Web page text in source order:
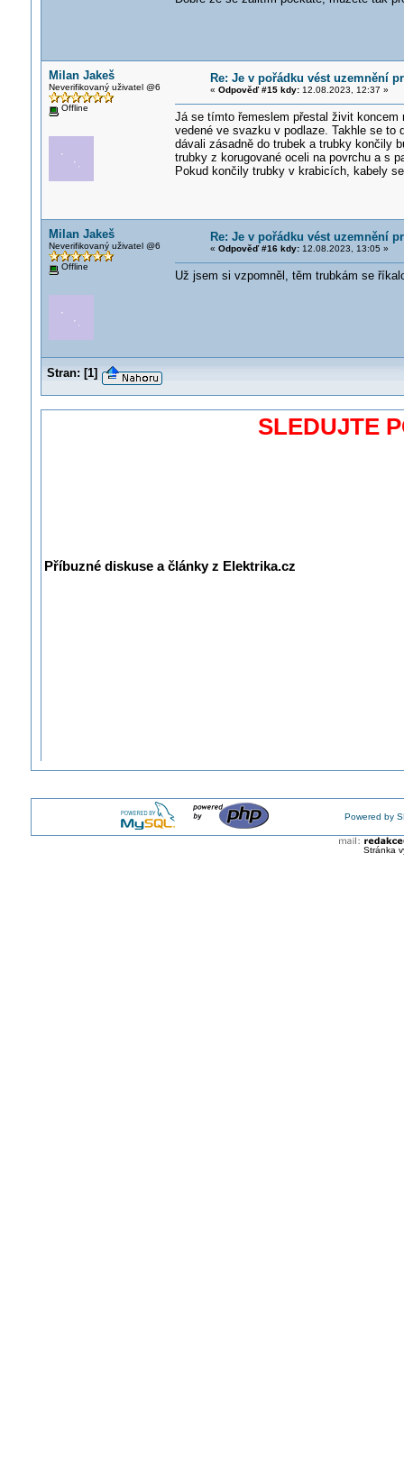
Milan Jakeš
Neverifikovaný uživatel @6
Offline
Re: Je v pořádku vést uzemnění
« Odpověď #15 kdy:12.08.2023, 12:37 »
Já se tímto řemeslem přestal živit
vedené ve svazku v podlaze. Takhle se to
dávali zásadně do trubek a trubky končily
trubky z korugované oceli na povrchu a s
Pokud končily trubky v krabicích, kabely
Milan Jakeš
Neverifikovaný uživatel @6
Offline
Re: Je v pořádku vést uzemnění
« Odpověď #16 kdy:12.08.2023, 13:05 »
Už jsem si vzpomněl, těm trubkám se
Stran: [1]
SLEDUJTE
Příbuzné diskuse a články z Elektrika.cz
Powered by
Stránka